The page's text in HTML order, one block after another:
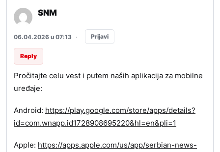
SNM
06.04.2026 u 07:13 · Prijavi
Reply
Pročitajte celu vest i putem naših aplikacija za mobilne
uređaje:
Android: https://play.google.com/store/apps/details?
id=com.wnapp.id1728908695220&hl=en&pli=1
Apple: https://apps.apple.com/us/app/serbian-news-